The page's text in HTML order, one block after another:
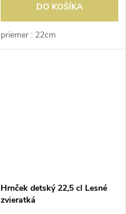
DO KOŠÍKA
priemer : 22cm
Hrnček detský 22,5 cl Lesné
zvieratká